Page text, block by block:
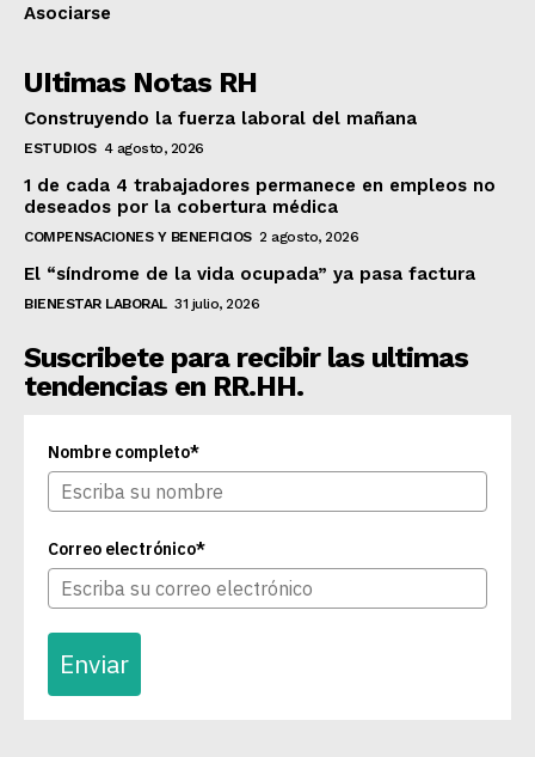
Asociarse
UItimas Notas RH
Construyendo la fuerza laboral del mañana
ESTUDIOS 4 agosto, 2026
1 de cada 4 trabajadores permanece en empleos no
deseados por la cobertura médica
COMPENSACIONES Y BENEFICIOS 2 agosto, 2026
El “síndrome de la vida ocupada” ya pasa factura
BIENESTAR LABORAL 31 julio, 2026
Suscribete para recibir las ultimas
tendencias en RR.HH.
Nombre completo*
Correo electrónico*
Enviar